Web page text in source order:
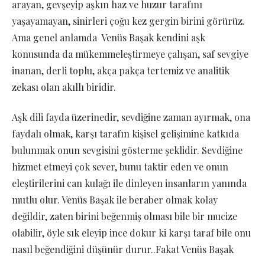
arayan, gevşeyip aşkın haz ve huzur tarafını
yaşayamayan, sinirleri çoğu kez gergin birini görürüz.
Ama genel anlamda Venüs Başak kendini aşk
konusunda da mükemmeleştirmeye çalışan, saf sevgiye
inanan, derli toplu, akça pakça tertemiz ve analitik
zekası olan akıllı biridir.
Aşk dili fayda üzerinedir, sevdiğine zaman ayırmak, ona
faydalı olmak, karşı tarafın kişisel gelişimine katkıda
bulunmak onun sevgisini gösterme şeklidir. Sevdiğine
hizmet etmeyi çok sever, bunu taktir eden ve onun
eleştirilerini can kulağı ile dinleyen insanların yanında
mutlu olur. Venüs Başak ile beraber olmak kolay
değildir, zaten birini beğenmiş olması bile bir mucize
olabilir, öyle sık eleyip ince dokur ki karşı taraf bile onu
nasıl beğendiğini düşünür durur..Fakat Venüs Başak